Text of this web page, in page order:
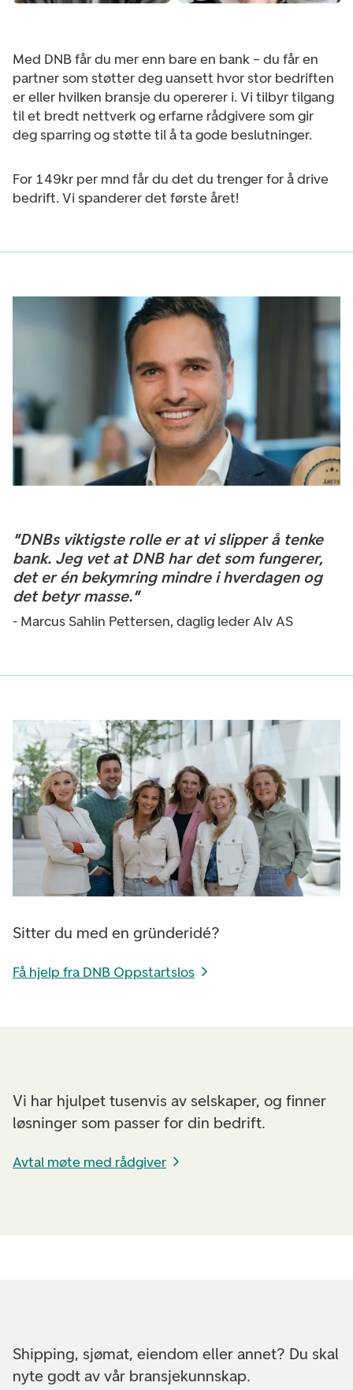
Med DNB får du mer enn bare en bank – du får en
partner som støtter deg uansett hvor stor bedriften
er eller hvilken bransje du opererer i. Vi tilbyr tilgang
til et bredt nettverk og erfarne rådgivere som gir
deg sparring og støtte til å ta gode beslutninger.
For 149kr per mnd får du det du trenger for å drive
bedrift. Vi spanderer det første året!
"DNBs viktigste rolle er at vi slipper å tenke
bank. Jeg vet at DNB har det som fungerer,
det er én bekymring mindre i hverdagen og
det betyr masse."
- Marcus Sahlin Pettersen, daglig leder Alv AS
Sitter du med en gründeridé?
Få hjelp fra DNB Oppstartslos
Vi har hjulpet tusenvis av selskaper, og finner
løsninger som passer for din bedrift.
Avtal møte med rådgiver
Shipping, sjømat, eiendom eller annet? Du skal
nyte godt av vår bransjekunnskap.